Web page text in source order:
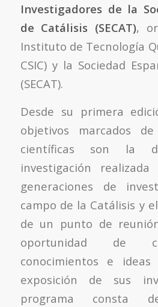
Investigadores de la
de Catálisis (SECAT),
Instituto de Tecnología
CSIC) y la Sociedad
(SECAT).
Desde su primera
objetivos marcados
científicas son la
investigación
generaciones de
campo de la Catálisis y
de un punto de
oportunidad de
conocimientos e
exposición de sus
programa consta